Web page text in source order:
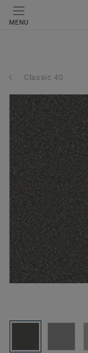
MENU
Classic 40